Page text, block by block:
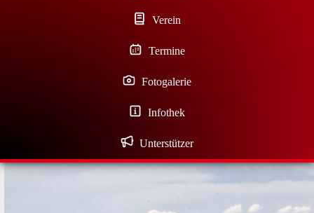
Verein
Termine
Fotogalerie
Infothek
Unterstützer